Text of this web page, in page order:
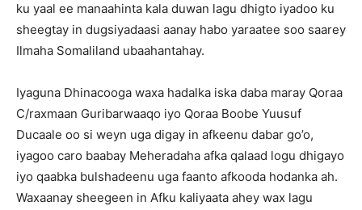
ku yaal ee manaahinta kala duwan lagu dhigto iyadoo ku
sheegtay in dugsiyadaasi aanay habo yaraatee soo saarey
Ilmaha Somaliland ubaahantahay.
Iyaguna Dhinacooga waxa hadalka iska daba maray Qoraa
C/raxmaan Guribarwaaqo iyo Qoraa Boobe Yuusuf
Ducaale oo si weyn uga digay in afkeenu dabar go’o,
iyagoo caro baabay Meheradaha afka qalaad logu dhigayo
iyo qaabka bulshadeenu uga faanto afkooda hodanka ah.
Waxaanay sheegeen in Afku kaliyaata ahey wax lagu